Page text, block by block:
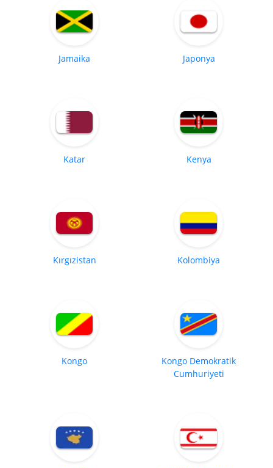
Jamaika Japonya
Katar Kenya
Kırgızistan Kolombiya
Kongo
Kongo Demokratik
Cumhuriyeti